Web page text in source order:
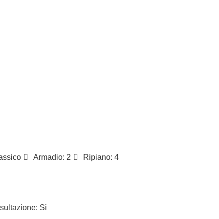
Armadio: 2 Ripiano: 4
Si